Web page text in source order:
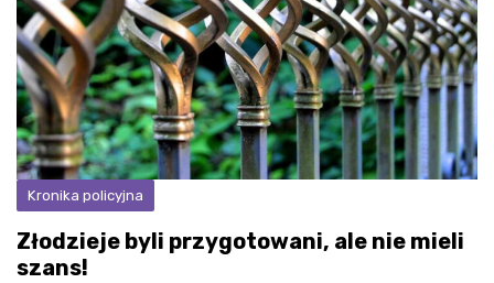
Kronika policyjna
Złodzieje byli przygotowani, ale nie mieli
szans!